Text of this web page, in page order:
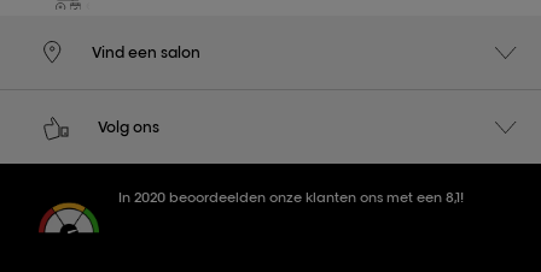
Vind een salon
Volg ons
In 2020 beoordeelden onze klanten ons met een 8,1!